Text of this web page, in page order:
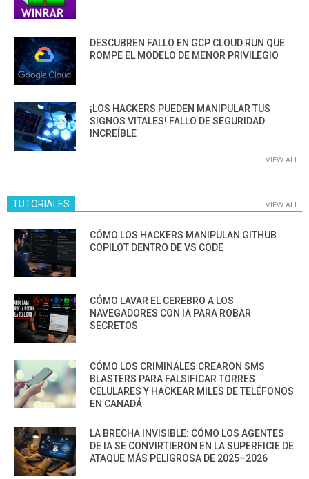
DESCUBREN FALLO EN GCP CLOUD RUN QUE
ROMPE EL MODELO DE MENOR PRIVILEGIO
¡LOS HACKERS PUEDEN MANIPULAR TUS
SIGNOS VITALES! FALLO DE SEGURIDAD
INCREÍBLE
VIEW ALL
TUTORIALES VIEW ALL
CÓMO LOS HACKERS MANIPULAN GITHUB
COPILOT DENTRO DE VS CODE
CÓMO LAVAR EL CEREBRO A LOS
NAVEGADORES CON IA PARA ROBAR
SECRETOS
CÓMO LOS CRIMINALES CREARON SMS
BLASTERS PARA FALSIFICAR TORRES
CELULARES Y HACKEAR MILES DE TELÉFONOS
EN CANADÁ
LA BRECHA INVISIBLE: CÓMO LOS AGENTES
DE IA SE CONVIRTIERON EN LA SUPERFICIE DE
ATAQUE MÁS PELIGROSA DE 2025–2026